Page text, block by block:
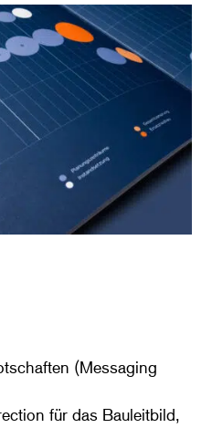
(Messaging
für das Bauleitbild,